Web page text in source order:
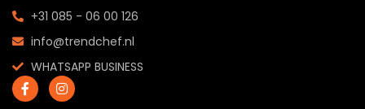
+31 085 - 06 00 126
info@trendchef.nl
WHATSAPP BUSINESS